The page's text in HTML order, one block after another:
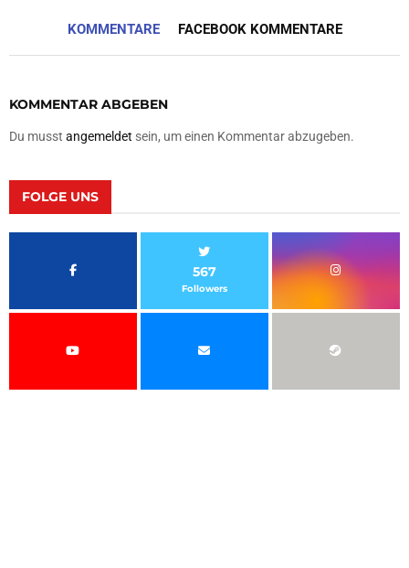
KOMMENTARE FACEBOOK KOMMENTARE
KOMMENTAR ABGEBEN
Du musst angemeldet sein, um einen Kommentar abzugeben.
FOLGE UNS
567
Followers